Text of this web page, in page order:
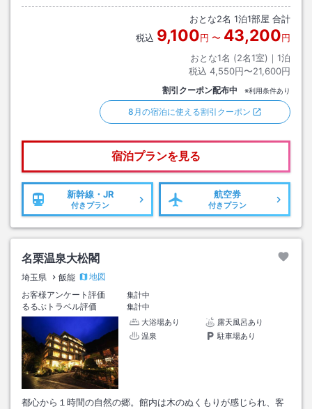
おとな2名 1泊1部屋 合計
税込 9,100円 〜 43,200円
おとな1名 (2名1室)｜ 1泊
税込 4,550円〜21,600円
割引クーポン配布中 ※利用条件あり
8月の宿泊に使える割引クーポン
宿泊プランを見る
新幹線・JR
付きプラン
航空券
付きプラン
名栗温泉大松閣
埼玉県 飯能
地図
お客様アンケート評価
集計中
るるぶトラベル評価
集計中
大浴場あり
露天風呂あり
温泉
駐車場あり
都心から１時間の自然の郷。館内は木のぬくもりが感じられ、客